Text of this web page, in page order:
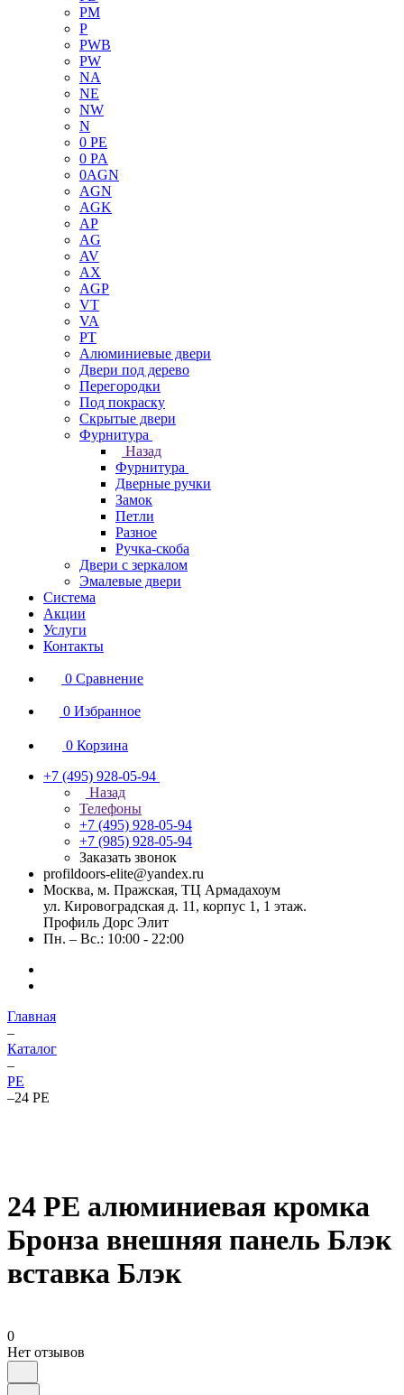
PM
P
PWB
PW
NA
NE
NW
N
0 PE
0 PA
0AGN
AGN
AGK
AP
AG
AV
AX
AGP
VT
VA
PT
Алюминиевые двери
Двери под дерево
Перегородки
Под покраску
Скрытые двери
Фурнитура
Назад
Фурнитура
Дверные ручки
Замок
Петли
Разное
Ручка-скоба
Двери с зеркалом
Эмалевые двери
Система
Акции
Услуги
Контакты
0 Сравнение
0 Избранное
0 Корзина
+7 (495) 928-05-94
Назад
Телефоны
+7 (495) 928-05-94
+7 (985) 928-05-94
Заказать звонок
profildoors-elite@yandex.ru
Москва, м. Пражская, ТЦ Армадахоум
ул. Кировоградская д. 11, корпус 1, 1 этаж.
Профиль Дорс Элит
Пн. – Вс.: 10:00 - 22:00
Главная
–
Каталог
–
PE
–24 PE
24 PE алюминиевая кромка
Бронза внешняя панель Блэк
вставка Блэк
0
Нет отзывов